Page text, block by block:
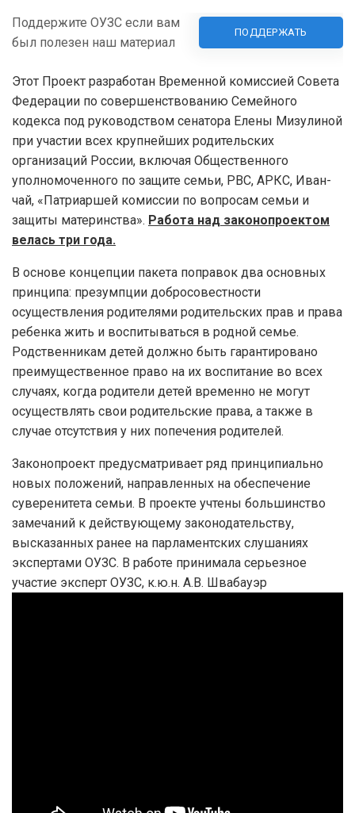
Поддержите ОУЗС если вам
был полезен наш материал
ПОДДЕРЖАТЬ
Этот Проект разработан Временной комиссией Совета
Федерации по совершенствованию Семейного
кодекса под руководством сенатора Елены Мизулиной
при участии всех крупнейших родительских
организаций России, включая Общественного
уполномоченного по защите семьи, РВС, АРКС, Иван-
чай, «Патриаршей комиссии по вопросам семьи и
защиты материнства». Работа над законопроектом
велась три года.
В основе концепции пакета поправок два основных
принципа: презумпции добросовестности
осуществления родителями родительских прав и права
ребенка жить и воспитываться в родной семье.
Родственникам детей должно быть гарантировано
преимущественное право на их воспитание во всех
случаях, когда родители детей временно не могут
осуществлять свои родительские права, а также в
случае отсутствия у них попечения родителей.
Законопроект предусматривает ряд принципиально
новых положений, направленных на обеспечение
суверенитета семьи. В проекте учтены большинство
замечаний к действующему законодательству,
высказанных ранее на парламентских слушаниях
экспертами ОУЗС. В работе принимала серьезное
участие эксперт ОУЗС, к.ю.н. А.В. Швабауэр